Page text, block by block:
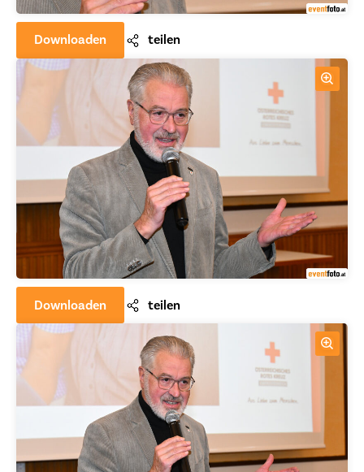
Downloaden teilen
Downloaden teilen